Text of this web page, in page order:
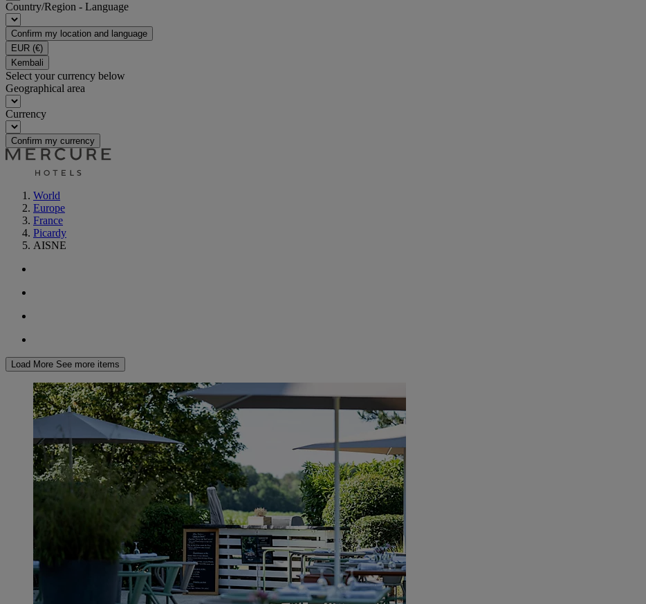
Country/Region - Language
Confirm my location and language
EUR (€)
Kembali
Select your currency below
Geographical area
Currency
Confirm my currency
World
Europe
France
Picardy
AISNE
Load More See more items